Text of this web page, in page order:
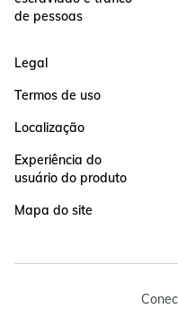
de pessoas
Legal
Termos de uso
Localização
Experiência do
usuário do produto
Mapa do site